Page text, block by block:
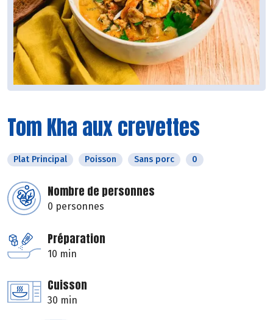
Tom Kha aux crevettes
Plat Principal Poisson Sans porc 0
Nombre de personnes
0 personnes
Préparation
10 min
Cuisson
30 min